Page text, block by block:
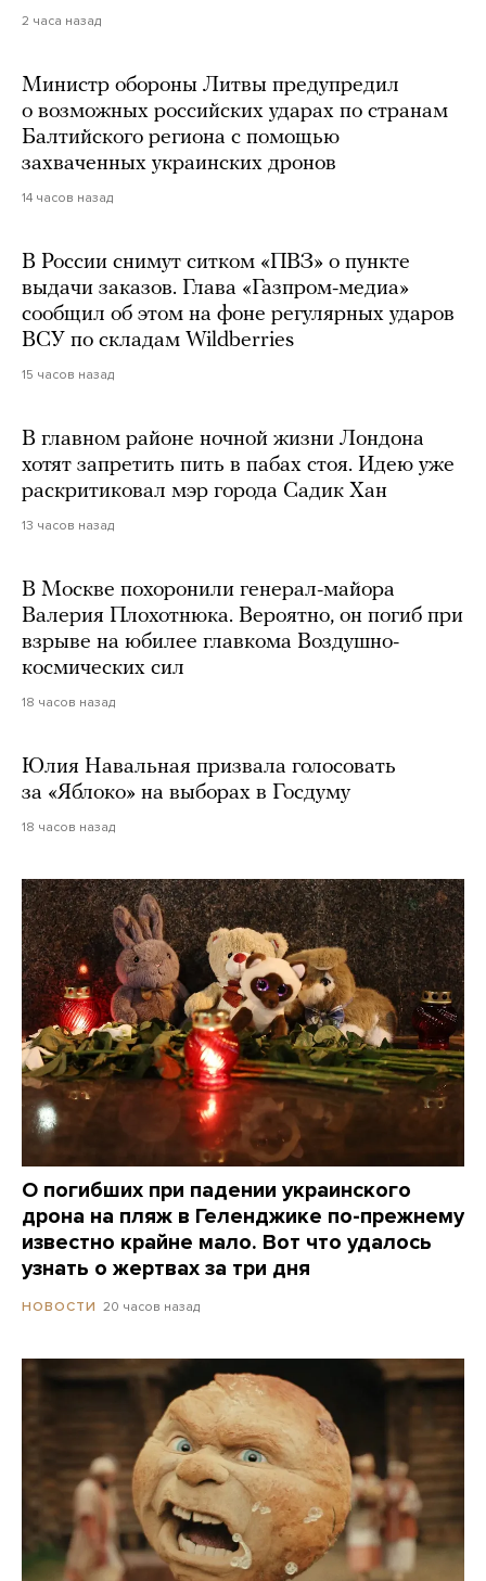
2 часа назад
Министр обороны Литвы предупредил
о возможных российских ударах по странам
Балтийского региона с помощью
захваченных украинских дронов
14 часов назад
В России снимут ситком «ПВЗ» о пункте
выдачи заказов. Глава «Газпром-медиа»
сообщил об этом на фоне регулярных ударов
ВСУ по складам Wildberries
15 часов назад
В главном районе ночной жизни Лондона
хотят запретить пить в пабах стоя. Идею уже
раскритиковал мэр города Садик Хан
13 часов назад
В Москве похоронили генерал-майора
Валерия Плохотнюка. Вероятно, он погиб при
взрыве на юбилее главкома Воздушно-
космических сил
18 часов назад
Юлия Навальная призвала голосовать
за «Яблоко» на выборах в Госдуму
18 часов назад
О погибших при падении украинского
дрона на пляж в Геленджике по-прежнему
известно крайне мало. Вот что удалось
узнать о жертвах за три дня
НОВОСТИ 20 часов назад